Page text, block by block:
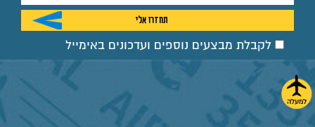
לקבלת מבצעים נוספים ועדכונים באימייל